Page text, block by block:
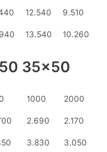
12.540 9.510
13.540 10.260
35x50
1000 2000
2.690 2.170
3.830 3.050